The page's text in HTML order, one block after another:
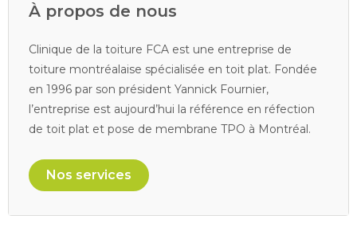
À propos de nous
Clinique de la toiture FCA est une entreprise de
toiture montréalaise spécialisée en toit plat. Fondée
en 1996 par son président Yannick Fournier,
l’entreprise est aujourd’hui la référence en réfection
de toit plat et pose de membrane TPO à Montréal.
Nos services